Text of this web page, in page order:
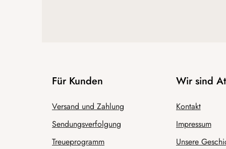
Für Kunden
Versand und Zahlung
Sendungsverfolgung
Treueprogramm
Wir sind
Kontakt
Impressum
Unsere